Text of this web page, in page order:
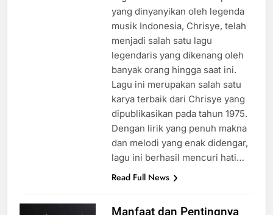
Lagu “Kisah Kasih di Kampus”
yang dinyanyikan oleh legenda
musik Indonesia, Chrisye, telah
menjadi salah satu lagu
legendaris yang dikenang oleh
banyak orang hingga saat ini.
Lagu ini merupakan salah satu
karya terbaik dari Chrisye yang
dipublikasikan pada tahun 1975.
Dengan lirik yang penuh makna
dan melodi yang enak didengar,